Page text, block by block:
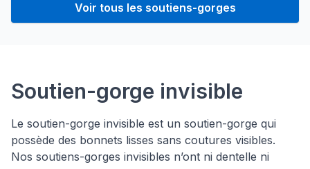
Voir tous les soutiens-gorges
Types de soutiens-gorges
Soutien-gorge invisible
Le soutien-gorge invisible est un soutien-gorge qui
possède des bonnets lisses sans coutures visibles.
Nos soutiens-gorges invisibles n’ont ni dentelle ni